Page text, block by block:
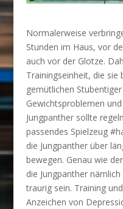
Normalerweise
Stunden im Haus, vor
auch vor der Glotze.
Trainingseinheit, die
gemütlichen
Gewichtsproblemen
Jungpanther sollte
passendes Spielzeug
die Jungpanther über
bewegen. Genau wie
die Jungpanther
traurig sein. Training
Anzeichen von